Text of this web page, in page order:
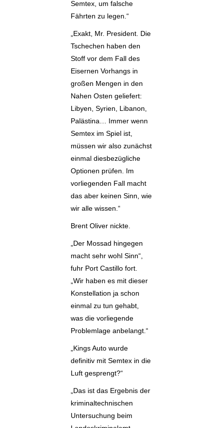
Semtex, um falsche
Fährten zu legen.“
„Exakt, Mr. President. Die
Tschechen haben den
Stoff vor dem Fall des
Eisernen Vorhangs in
großen Mengen in den
Nahen Osten geliefert:
Libyen, Syrien, Libanon,
Palästina… Immer wenn
Semtex im Spiel ist,
müssen wir also zunächst
einmal diesbezügliche
Optionen prüfen. Im
vorliegenden Fall macht
das aber keinen Sinn, wie
wir alle wissen.“
Brent Oliver nickte.
„Der Mossad hingegen
macht sehr wohl Sinn“,
fuhr Port Castillo fort.
„Wir haben es mit dieser
Konstellation ja schon
einmal zu tun gehabt,
was die vorliegende
Problemlage anbelangt.“
„Kings Auto wurde
definitiv mit Semtex in die
Luft gesprengt?“
„Das ist das Ergebnis der
kriminaltechnischen
Untersuchung beim